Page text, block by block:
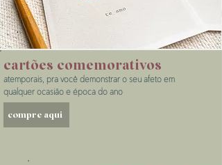
cartões comemorativos
atemporais, pra você demonstrar o seu afeto em
qualquer ocasião e época do ano
compre aqui